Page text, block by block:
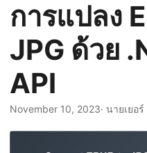
g
t
i
o
n
การแปลง
JPG ด้วย
API
November 10, 2023· นายเยอ